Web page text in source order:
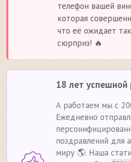
телефон вашей
которая
что её ожидает
сюрприз! 🔥
18 лет успешной
А работаем мы с
Ежедневно
поздравлений для
миру 🌎. Наша